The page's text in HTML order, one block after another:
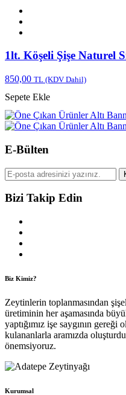
1lt. Köşeli Şişe Naturel
850,00 TL (KDV Dahil)
Sepete Ekle
E-Bülten
Bizi Takip Edin
Biz Kimiz?
Zeytinlerin toplanmasından
üretiminin her aşamasında
yaptığımız işe saygının
kulananlarla aramızda
önemsiyoruz.
Kurumsal